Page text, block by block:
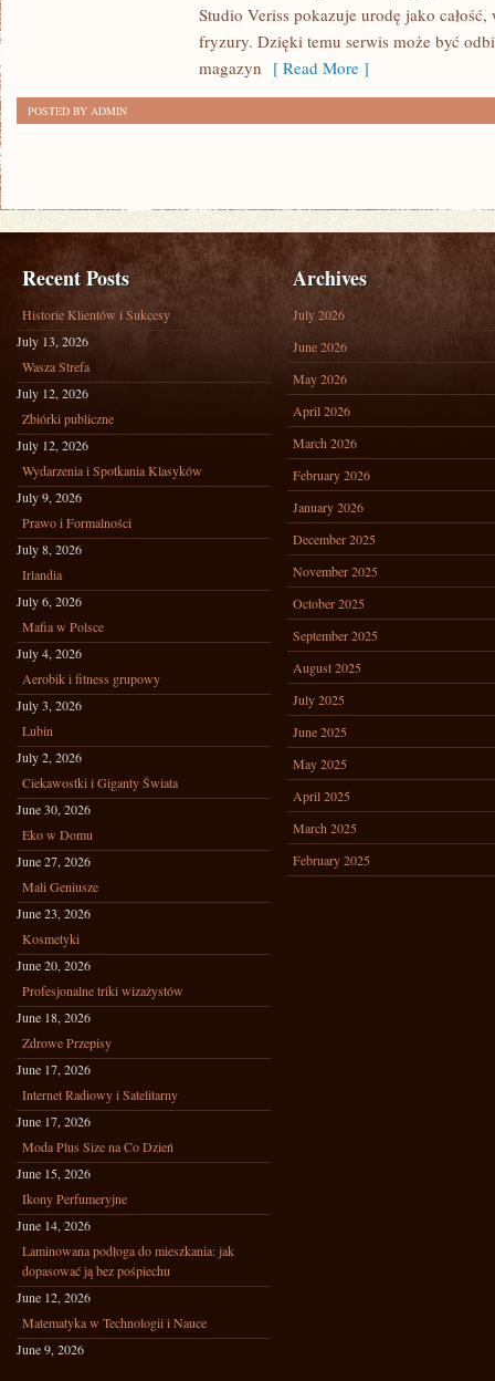
WIZAŻYSTÓWStudio Veriss pokazuje urodę jako
fryzury. Dzięki temu serwis może być
magazyn [ Read More ]
POSTED BY ADMIN
Recent Posts
Historie Klientów i Sukcesy
July 13, 2026
Wasza Strefa
July 12, 2026
Zbiórki publiczne
July 12, 2026
Wydarzenia i Spotkania Klasyków
July 9, 2026
Prawo i Formalności
July 8, 2026
Irlandia
July 6, 2026
Mafia w Polsce
July 4, 2026
Aerobik i fitness grupowy
July 3, 2026
Lubin
July 2, 2026
Ciekawostki i Giganty Świata
June 30, 2026
Eko w Domu
June 27, 2026
Mali Geniusze
June 23, 2026
Kosmetyki
June 20, 2026
Profesjonalne triki wizażystów
June 18, 2026
Zdrowe Przepisy
June 17, 2026
Internet Radiowy i Satelitarny
June 17, 2026
Moda Plus Size na Co Dzień
June 15, 2026
Ikony Perfumeryjne
June 14, 2026
Laminowana podłoga do mieszkania: jak
dopasować ją bez pośpiechu
June 12, 2026
Matematyka w Technologii i Nauce
June 9, 2026
Archives
July 2026
June 2026
May 2026
April 2026
March 2026
February 2026
January 2026
December 2025
November 2025
October 2025
September 2025
August 2025
July 2025
June 2025
May 2025
April 2025
March 2025
February 2025